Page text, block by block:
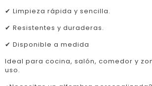
✔ Limpieza rápida y sencilla.
✔ Resistentes y duraderas.
✔ Disponible a medida
Ideal para cocina, salón, comedor y
uso.